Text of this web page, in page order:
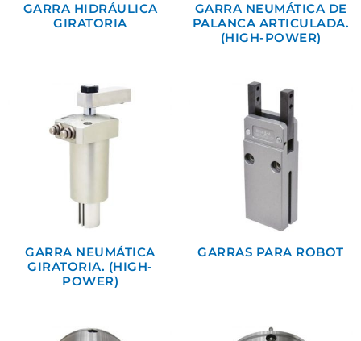
GARRA HIDRÁULICA
GIRATORIA
GARRA NEUMÁTICA DE
PALANCA ARTICULADA.
(HIGH-POWER)
GARRA NEUMÁTICA
GIRATORIA. (HIGH-
POWER)
GARRAS PARA ROBOT